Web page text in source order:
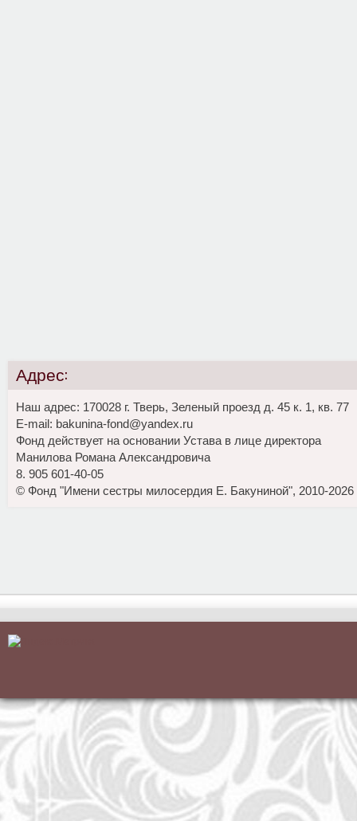
Адрес:
Наш адрес: 170028 г. Тверь, Зеленый проезд д. 45 к. 1, кв. 77
E-mail: bakunina-fond@yandex.ru
Фонд действует на основании Устава в лице директора
Манилова Романа Александровича
8. 905 601-40-05
© Фонд "Имени сестры милосердия Е. Бакуниной", 2010-2026